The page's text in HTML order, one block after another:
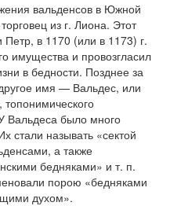
вальденсов в Южной
из г. Лиона. Этот
в 1170 (или в 1173) г.
имущества и провозгласил
в бедности. Позднее за
имя — Вальдес, или
Вальдеса было много
стали называть «сектой
а также
бедняками» и т. п.
порою «бедняками
духом».